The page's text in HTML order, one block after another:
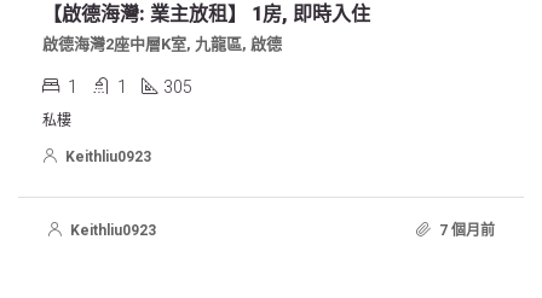
【啟德海灣: 業主放租】 1房, 即時入住
啟德海灣2座中層K室, 九龍區, 啟德
1 1 305
私樓
Keithliu0923
Keithliu0923 7 個月前